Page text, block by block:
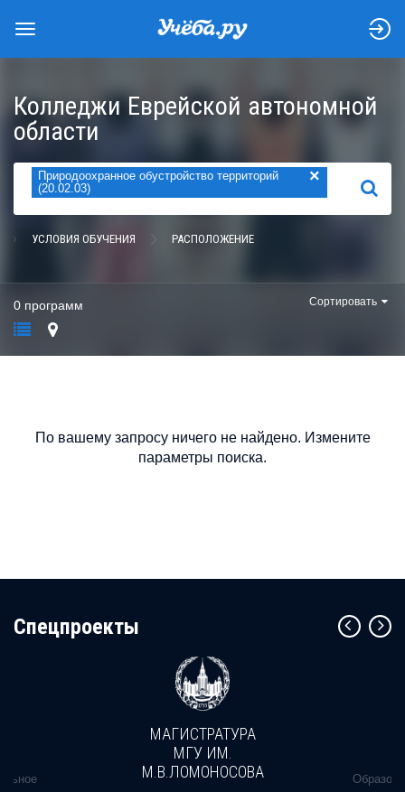
Колледжи Еврейской автономной
области
Природоохранное обустройство территорий
(20.02.03)
×
НАЙТИ
УСЛОВИЯ ОБУЧЕНИЯ РАСПОЛОЖЕНИЕ
0 программ Сортировать
По вашему запросу ничего не найдено. Измените
параметры поиска.
Cпецпроекты
МАГИСТРАТУРА
МГУ ИМ.
М.В.ЛОМОНОСОВА